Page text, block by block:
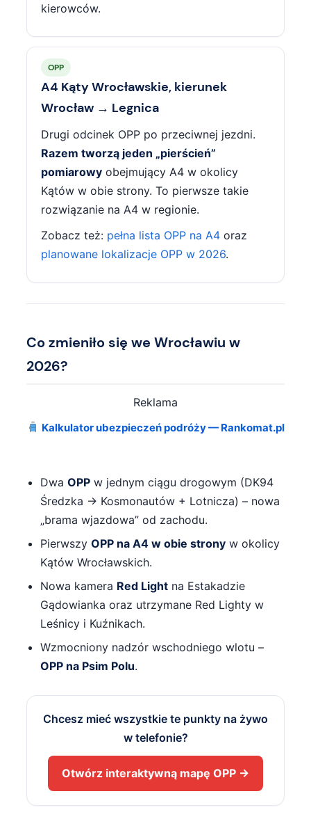
kierowców.
OPP
A4 Kąty Wrocławskie, kierunek
Wrocław → Legnica
Drugi odcinek OPP po przeciwnej jezdni.
Razem tworzą jeden „pierścień”
pomiarowy obejmujący A4 w okolicy
Kątów w obie strony. To pierwsze takie
rozwiązanie na A4 w regionie.
Zobacz też: pełna lista OPP na A4 oraz
planowane lokalizacje OPP w 2026.
Co zmieniło się we Wrocławiu w
2026?
Reklama
Kalkulator ubezpieczeń podróży — Rankomat.pl
Dwa OPP w jednym ciągu drogowym (DK94
Średzka → Kosmonautów + Lotnicza) – nowa
„brama wjazdowa” od zachodu.
Pierwszy OPP na A4 w obie strony w okolicy
Kątów Wrocławskich.
Nowa kamera Red Light na Estakadzie
Gądowianka oraz utrzymane Red Lighty w
Leśnicy i Kuźnikach.
Wzmocniony nadzór wschodniego wlotu –
OPP na Psim Polu.
Chcesz mieć wszystkie te punkty na żywo
w telefonie?
Otwórz interaktywną mapę OPP →